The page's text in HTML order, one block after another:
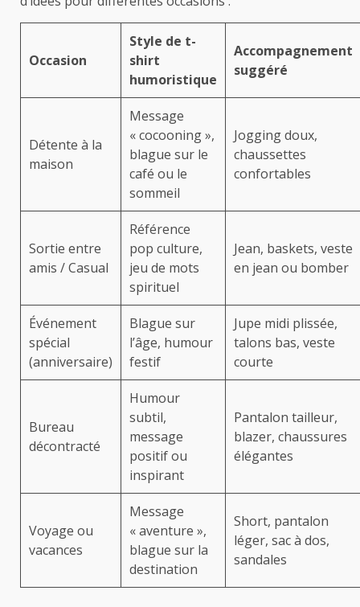
Occasion
Style de t-
shirt
humoristique
Accompagnement
suggéré
Détente à la
maison
Message
« cocooning »,
blague sur le
café ou le
sommeil
Jogging doux,
chaussettes
confortables
Sortie entre
amis / Casual
Référence
pop culture,
jeu de mots
spirituel
Jean, baskets, veste
en jean ou bomber
Événement
spécial
(anniversaire)
Blague sur
l’âge, humour
festif
Jupe midi plissée,
talons bas, veste
courte
Bureau
décontracté
Humour
subtil,
message
positif ou
inspirant
Pantalon tailleur,
blazer, chaussures
élégantes
Voyage ou
vacances
Message
« aventure »,
blague sur la
destination
Short, pantalon
léger, sac à dos,
sandales